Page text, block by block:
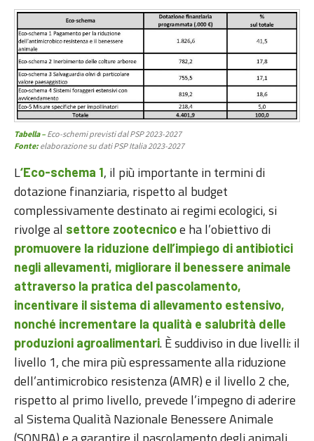
Tabella – Eco-schemi previsti dal PSP 2023-2027
Fonte: elaborazione su dati PSP Italia 2023-2027
L‘Eco-schema 1, il più importante in termini di
dotazione finanziaria, rispetto al budget
complessivamente destinato ai regimi ecologici, si
rivolge al settore zootecnicoe ha l’obiettivo di
promuovere la riduzione dell’impiego di antibiotici
negli allevamenti, migliorare il benessere animale
attraverso la pratica del pascolamento,
incentivare il sistema di allevamento estensivo,
nonché incrementare la qualità e salubrità delle
produzioni agroalimentari. È suddiviso in due livelli: il
livello 1, che mira più espressamente alla riduzione
dell’antimicrobico resistenza (AMR) e il livello 2 che,
rispetto al primo livello, prevede l’impegno di aderire
al Sistema Qualità Nazionale Benessere Animale